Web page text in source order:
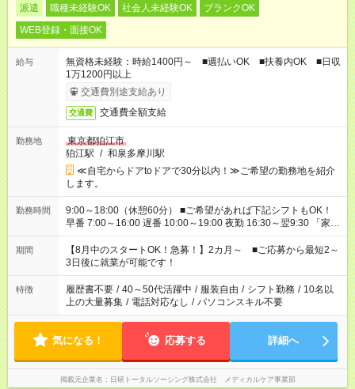
派遣 職種未経験OK 社会人未経験OK
ブランクOK
WEB登録・面接OK
給与
無資格未経験：時給1400円～ ■週払いOK ■扶養内OK ■日収
1万1200円以上
交通費別途支給あり
交通費 交通費全額支給
勤務地
東京都狛江市
狛江駅 / 和泉多摩川駅
≪自宅からドアtoドアで30分以内！≫ご希望の勤務地を紹介
します。
勤務時間
9:00～18:00（休憩60分） ■ご希望があれば下記シフトもOK！
早番 7:00～16:00 遅番 10:00～19:00 夜勤 16:30～翌9:30 「家族
と休みを合わせたい」 「余裕を持って夕飯の準備がしたい」
「できれば残業はしたくない」 など、ご希望を教えてください
ね。 ※Wワーク希望の方へ 今ご覧のお仕事で希望する勤務時間
と、もう1つのお仕事の勤務時間。 合計で週40時間を超える場
合は応募できません。
期間
【8月中のスタートOK！急募！】2カ月～ ■ご応募から最短2～
3日後に就業が可能です！
特徴 履歴書不要 / 40～50代活躍中 / 服装自由 / シフト勤務 / 10名以
上の大量募集 / 電話対応なし / パソコンスキル不要
気になる！ 応募する 詳細へ
掲載元企業名 日研トータルソーシング株式会社 メディカルケア事業部